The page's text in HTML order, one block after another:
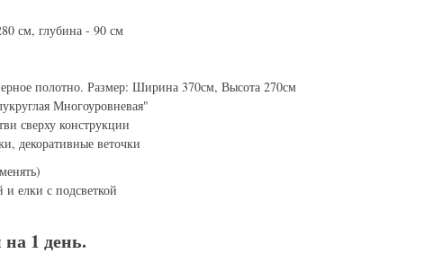
см, глубина - 90 см
полотно. Размер: Ширина 370см, Высота 270см
Многоуровневая"
сверху конструкции
декоративные веточки
елки с подсветкой
1 день.